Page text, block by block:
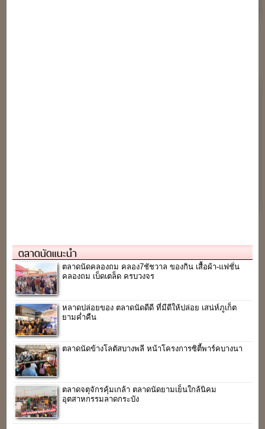
ตลาดนัดแนะนำ
ตลาดนัดคลองถม คลอง7ชัชวาล ของกิน เสื้อผ้า-แฟชั่น
คลองถม เบ็ดเตล็ด ครบวงจร
หลาดปล่อยของ ตลาดนัดดีดี ที่มีดีให้ปล่อย เสน่ห์ภูเก็ต
ยามค่ำคืน
ตลาดนัดข้างโลตัสบางพลี หน้าโครงการซิตี้พาร์คบางนา
ตลาดจตุจักรคุ้มเกล้า ตลาดนัดยามเย็นใกล้นิคม
อุตสาหกรรมลาดกระบัง